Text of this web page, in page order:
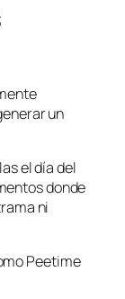
un
el día del
donde
ni
Peetime